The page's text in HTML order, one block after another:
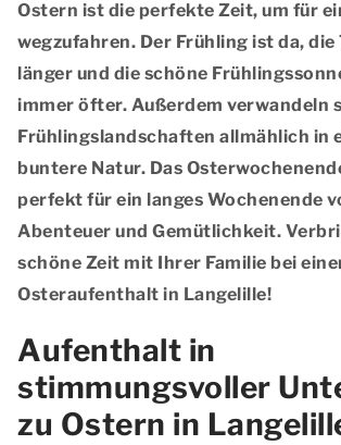
Ostern ist die perfekte Zeit, um für
wegzufahren. Der Frühling ist da, die
länger und die schöne
immer öfter. Außerdem verwandeln
Frühlingslandschaften allmählich in
buntere Natur. Das
perfekt für ein langes Wochenende
Abenteuer und Gemütlichkeit.
schöne Zeit mit Ihrer Familie bei
Osteraufenthalt in Langelille!
Aufenthalt in
stimmungsvoller
zu Ostern in